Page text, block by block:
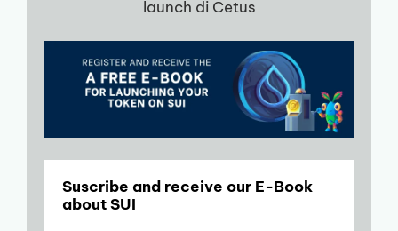
launch di Cetus
Suscribe and receive our E-Book
about SUI